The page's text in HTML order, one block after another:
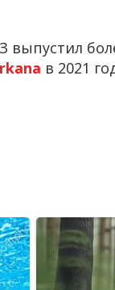
выпустил
в 2021